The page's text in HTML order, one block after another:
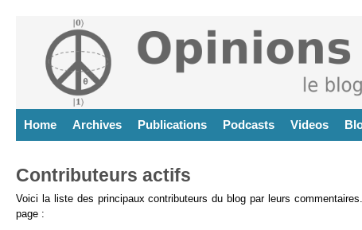
Home Archives Publications Podcasts Videos
Contributeurs actifs
Voici la liste des principaux contributeurs du blog par leurs
page :